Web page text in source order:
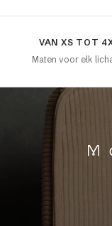
Verlicht
met onze
De
het beste
in 100%
VAN XS TOT
Maten voor elk